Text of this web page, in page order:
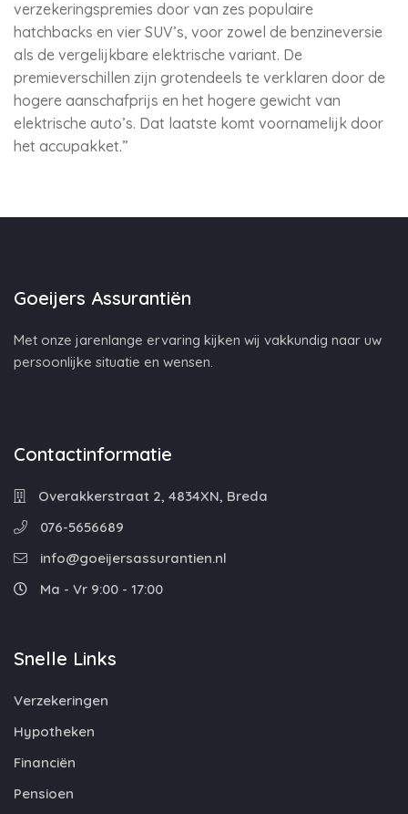
verzekeringspremies door van zes populaire
hatchbacks en vier SUV’s, voor zowel de benzineversie
als de vergelijkbare elektrische variant. De
premieverschillen zijn grotendeels te verklaren door de
hogere aanschafprijs en het hogere gewicht van
elektrische auto’s. Dat laatste komt voornamelijk door
het accupakket.”
Goeijers Assurantiën
Met onze jarenlange ervaring kijken wij vakkundig naar uw
persoonlijke situatie en wensen.
Contactinformatie
Overakkerstraat 2, 4834XN, Breda
076-5656689
info@goeijersassurantien.nl
Ma - Vr 9:00 - 17:00
Snelle Links
Verzekeringen
Hypotheken
Financiën
Pensioen